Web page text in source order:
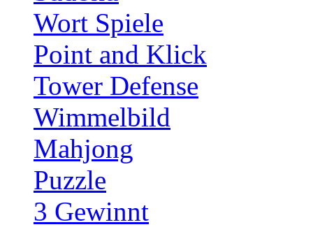
Wort Spiele
Point and Klick
Tower Defense
Wimmelbild
Mahjong
Puzzle
3 Gewinnt